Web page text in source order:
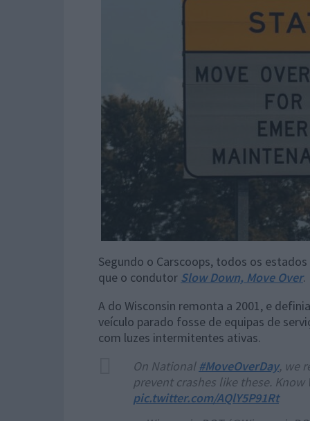
Segundo o Carscoops, todos os
que o condutor Slow Down, Move Over.
A do Wisconsin remonta a 2001, e
veículo parado fosse de equipas de
com luzes intermitentes ativas.
On National #MoveOverDay, we
prevent crashes like these. Know
pic.twitter.com/AQlY5P91Rt